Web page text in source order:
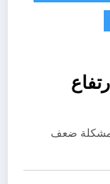
مشكلة ضعف